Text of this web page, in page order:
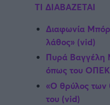
ΤΙ ΔΙΑΒΑΖΕΤΑΙ
Διαφωνία
λάθος» (vid)
Πυρά Βαγγέλη
όπως του
«Ο θρύλος των
του (vid)